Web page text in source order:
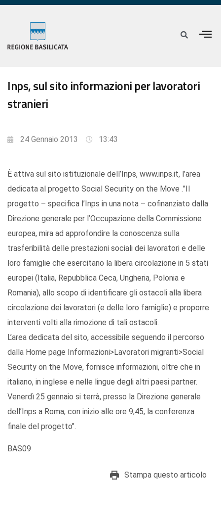
Inps, sul sito informazioni per lavoratori
stranieri
24 Gennaio 2013 13:43
È attiva sul sito istituzionale dell’Inps, www.inps.it, l’area
dedicata al progetto Social Security on the Move .”Il
progetto – specifica l’Inps in una nota – cofinanziato dalla
Direzione generale per l’Occupazione della Commissione
europea, mira ad approfondire la conoscenza sulla
trasferibilità delle prestazioni sociali dei lavoratori e delle
loro famiglie che esercitano la libera circolazione in 5 stati
europei (Italia, Repubblica Ceca, Ungheria, Polonia e
Romania), allo scopo di identificare gli ostacoli alla libera
circolazione dei lavoratori (e delle loro famiglie) e proporre
interventi volti alla rimozione di tali ostacoli.
L’area dedicata del sito, accessibile seguendo il percorso
dalla Home page Informazioni>Lavoratori migranti>Social
Security on the Move, fornisce informazioni, oltre che in
italiano, in inglese e nelle lingue degli altri paesi partner.
Venerdì 25 gennaio si terrà, presso la Direzione generale
dell’Inps a Roma, con inizio alle ore 9,45, la conferenza
finale del progetto".
BAS09
Stampa questo articolo